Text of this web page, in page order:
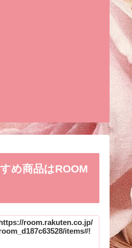
め商品はROOM
https://room.rakuten.co.jp/
items#!